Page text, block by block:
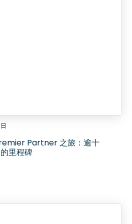
Partner 之旅：逾十
里程碑